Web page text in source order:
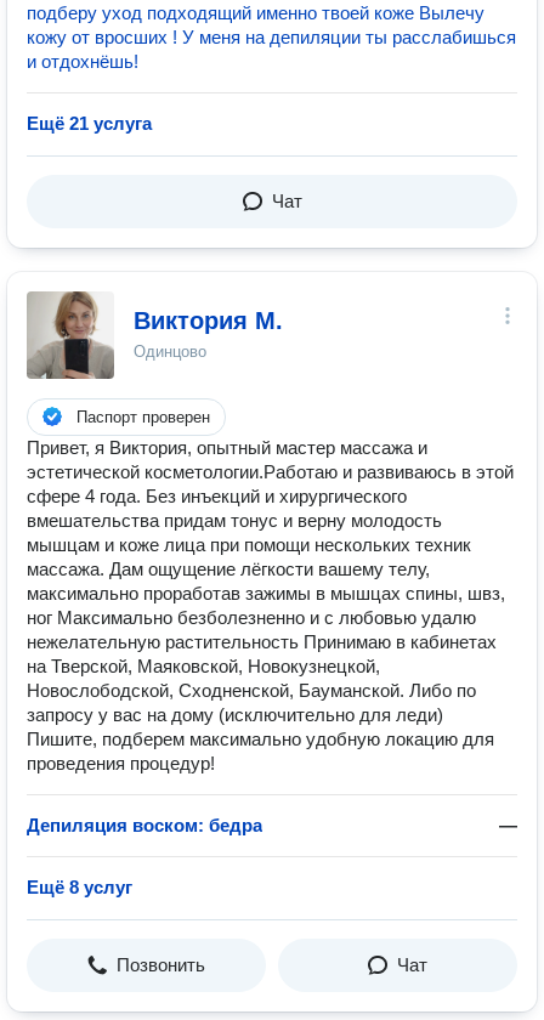
подберу уход подходящий именно твоей коже Вылечу
кожу от вросших ! У меня на депиляции ты расслабишься
и отдохнёшь!
Ещё 21 услуга
Чат
Виктория М.
Одинцово
Паспорт проверен
Привет, я Виктория, опытный мастер массажа и
эстетической косметологии.Работаю и развиваюсь в этой
сфере 4 года. Без инъекций и хирургического
вмешательства придам тонус и верну молодость
мышцам и коже лица при помощи нескольких техник
массажа. Дам ощущение лёгкости вашему телу,
максимально проработав зажимы в мышцах спины, швз,
ног Максимально безболезненно и с любовью удалю
нежелательную растительность Принимаю в кабинетах
на Тверской, Маяковской, Новокузнецкой,
Новослободской, Сходненской, Бауманской. Либо по
запросу у вас на дому (исключительно для леди)
Пишите, подберем максимально удобную локацию для
проведения процедур!
Депиляция воском: бедра —
Ещё 8 услуг
Позвонить Чат